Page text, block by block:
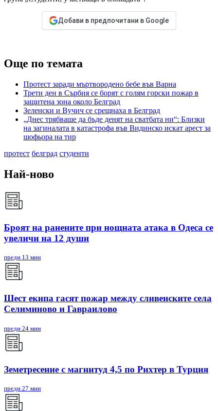
Добави в предпочитани в Google
Още по темата
Протест заради мъртвородено бебе във Варна
Трети ден в Сърбия се борят с голям горски пожар в
защитена зона около Белград
Зеленски и Вучич се срещнаха в Белград
„Днес трябваше да бъде денят на сватбата ни“: Близки
на загиналата в катастрофа във Видинско искат арест за
шофьора на тир
протест белград студенти
Най-ново
Броят на ранените при нощната атака в Одеса се
увеличи на 12 души
преди 13 мин
Шест екипа гасят пожар между сливенските села
Селиминово и Гавраилово
преди 24 мин
Земетресение с магнитуд 4,5 по Рихтер в Турция
преди 27 мин